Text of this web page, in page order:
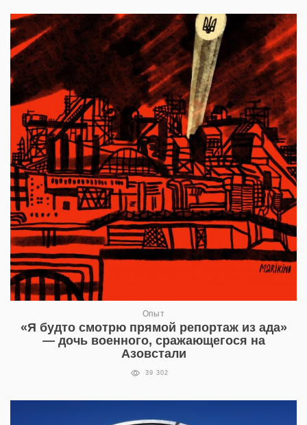
Опыт
«Я будто смотрю прямой репортаж из ада»
— дочь военного, сражающегося на
Азовстали
39 302